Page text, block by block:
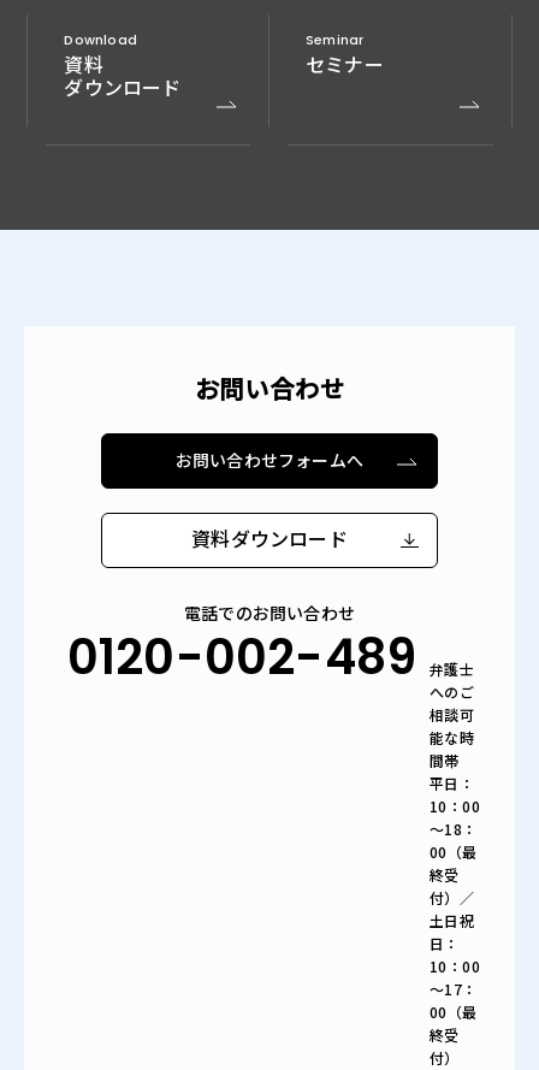
Download
資料
ダウンロード
Seminar
セミナー
お問い合わせ
お問い合わせフォームへ
資料ダウンロード
電話でのお問い合わせ
0120-002-489
弁護士
へのご
相談可
能な時
間帯
平日：
10：00
～18：
00（最
終受
付）／
土日祝
日：
10：00
～17：
00（最
終受
付）